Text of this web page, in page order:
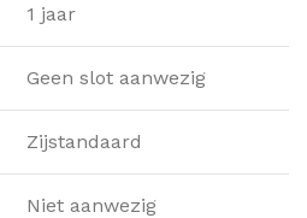
1 jaar
Geen slot aanwezig
Zijstandaard
Niet aanwezig